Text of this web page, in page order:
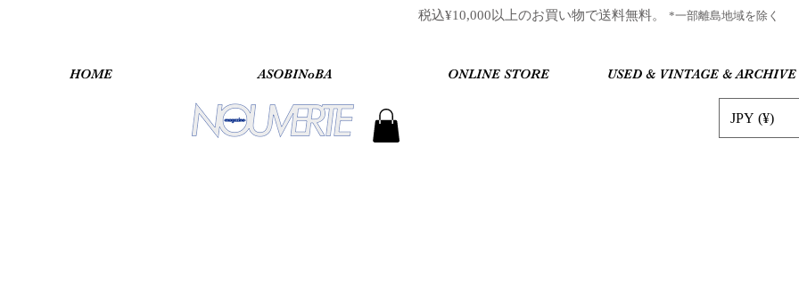
​税込¥10,000以上のお買い物で送料無料。 *一部離島地域を除く
HOME ASOBINoBA ONLINE STORE USED & VINTAGE & ARCHIVE
JPY (¥)